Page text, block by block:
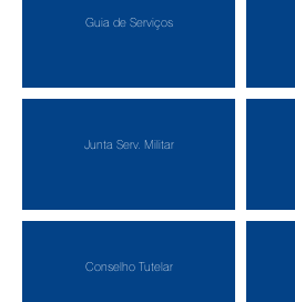
Guia de Serviços
Junta Serv. Militar
Conselho Tutelar